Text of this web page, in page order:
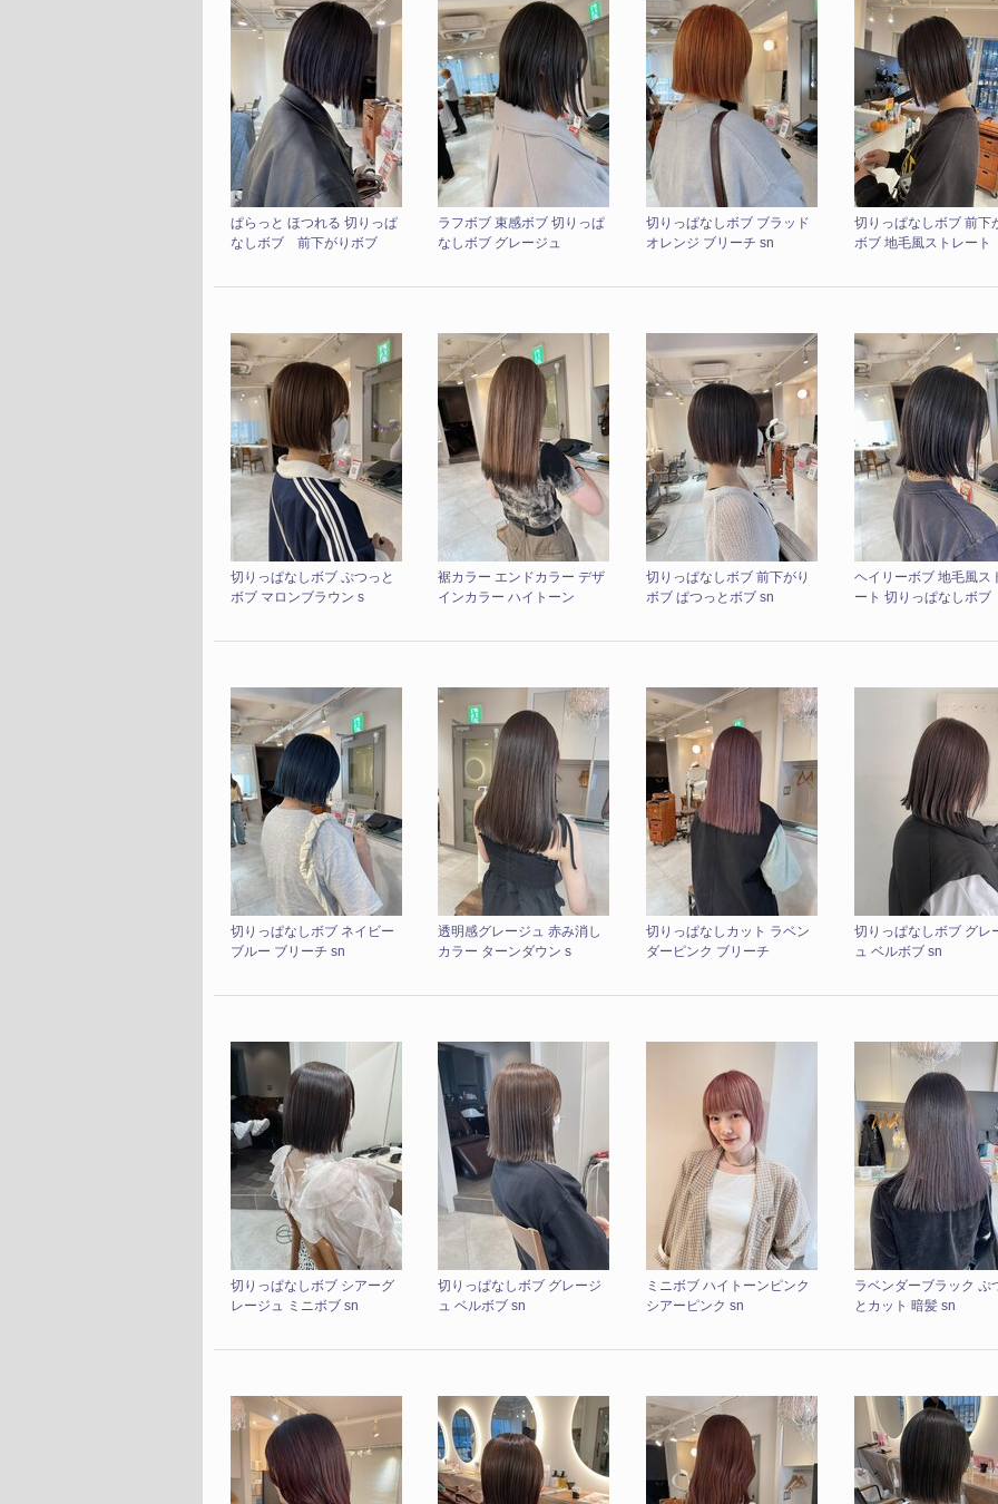
ぱらっと ほつれる 切りっぱ
なしボブ 前下がりボブ
ラフボブ 束感ボブ 切りっぱ
なしボブ グレージュ
切りっぱなしボブ ブラッド
オレンジ ブリーチ sn
切りっぱなしボブ 前下
ボブ 地毛風ストレート
切りっぱなしボブ ぷつっと
ボブ マロンブラウン s
裾カラー エンドカラー デザ
インカラー ハイトーン
切りっぱなしボブ 前下がり
ボブ ぱつっとボブ sn
ヘイリーボブ 地毛風ス
ート 切りっぱなしボブ
切りっぱなしボブ ネイビー
ブルー ブリーチ sn
透明感グレージュ 赤み消し
カラー ターンダウン s
切りっぱなしカット ラベン
ダーピンク ブリーチ
切りっぱなしボブ グレ
ュ ベルボブ sn
切りっぱなしボブ シアーグ
レージュ ミニボブ sn
切りっぱなしボブ グレージ
ュ ベルボブ sn
ミニボブ ハイトーンピンク
シアーピンク sn
ラベンダーブラック ぷ
とカット 暗髪 sn